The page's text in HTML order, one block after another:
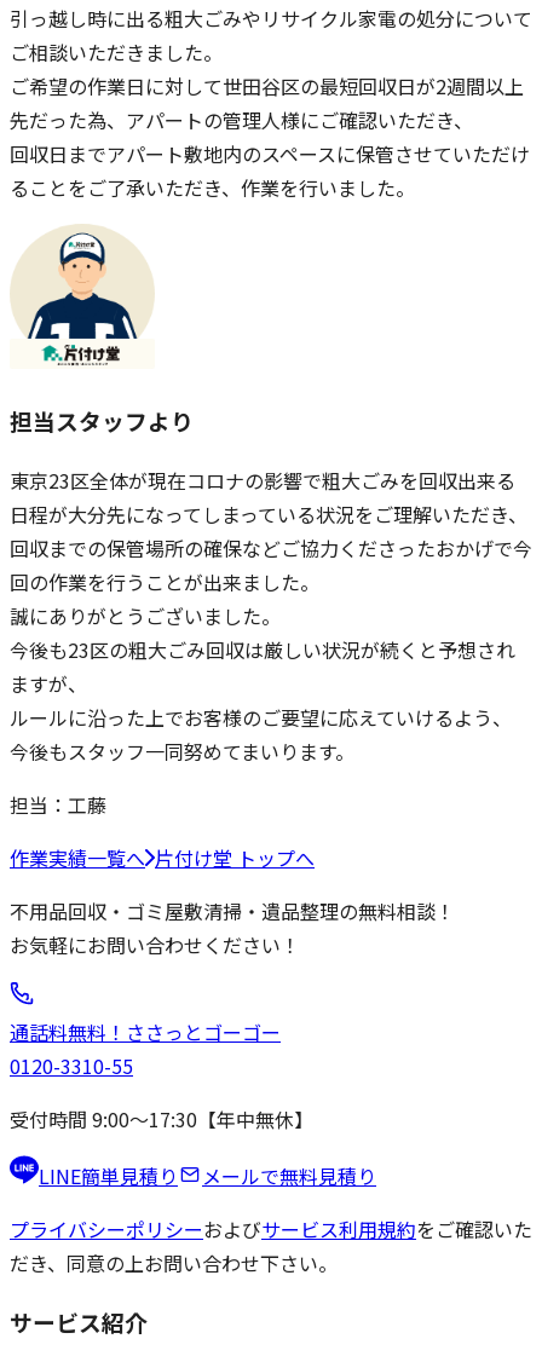
引っ越し時に出る粗大ごみやリサイクル家電の処分について
ご相談いただきました。
ご希望の作業日に対して世田谷区の最短回収日が2週間以上
先だった為、アパートの管理人様にご確認いただき、
回収日までアパート敷地内のスペースに保管させていただけ
ることをご了承いただき、作業を行いました。
担当スタッフより
東京23区全体が現在コロナの影響で粗大ごみを回収出来る
日程が大分先になってしまっている状況をご理解いただき、
回収までの保管場所の確保などご協力くださったおかげで今
回の作業を行うことが出来ました。
誠にありがとうございました。
今後も23区の粗大ごみ回収は厳しい状況が続くと予想され
ますが、
ルールに沿った上でお客様のご要望に応えていけるよう、
今後もスタッフ一同努めてまいります。
担当： 工藤
作業実績一覧へ 片付け堂 トップへ
不用品回収・ゴミ屋敷清掃・遺品整理の無料相談！
お気軽にお問い合わせください！
通話料無料！ ささっと ゴーゴー
0120-3310-55
受付時間 9:00〜17:30【年中無休】
LINE簡単見積り
メールで無料見積り
プライバシーポリシーおよびサービス利用規約をご確認いた
だき、同意の上お問い合わせ下さい。
サービス紹介